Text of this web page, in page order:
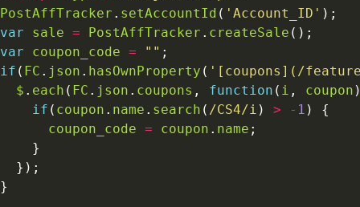
PostAffTracker . setAccountId ( 'Account_ID'
var
sale = PostAffTracker . createSale
var
coupon_code = ""
if ( FC . json . hasOwnProperty ( '[coupons](/
$ . each ( FC . json . coupons , function ( i , coupon
if ( coupon . name . search ( /CS4/i ) > - 1
coupon_code = coupon . name